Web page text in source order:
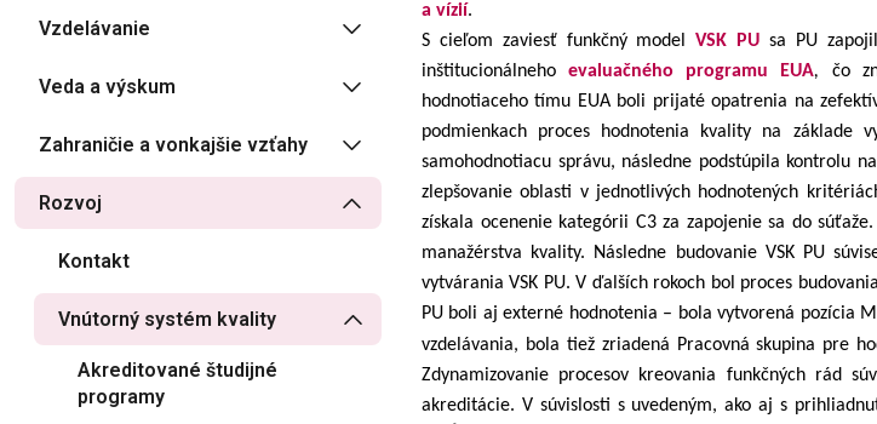
a vízií.
S cieľom zaviesť funkčný modelVSK PU sa PU
inštitucionálnehoevaluačného programu EUA, čo
hodnotiaceho tímu EUA boli prijaté opatrenia na
podmienkach proces hodnotenia kvality na základe
samohodnotiacu správu, následne podstúpila kontrolu
zlepšovanie oblasti v jednotlivých hodnotených
získala ocenenie kategórii C3 za zapojenie sa do
manažérstva kvality. Následne budovanie VSK PU
vytvárania VSK PU. V ďalších rokoch bol proces
PU boli aj externé hodnotenia – bola vytvorená pozícia
vzdelávania, bola tiež zriadená Pracovná skupina pre
Zdynamizovanie procesov kreovania funkčných rád
akreditácie. V súvislosti s uvedeným, ako aj s
Vzdelávanie
Veda a výskum
Zahraničie a vonkajšie vzťahy
Rozvoj
Kontakt
Vnútorný systém kvality
Akreditované študijné
programy